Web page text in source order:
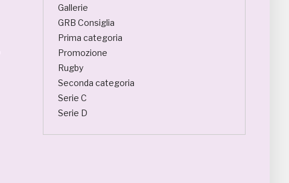
Gallerie
GRB Consiglia
Prima categoria
Promozione
Rugby
Seconda categoria
Serie C
Serie D